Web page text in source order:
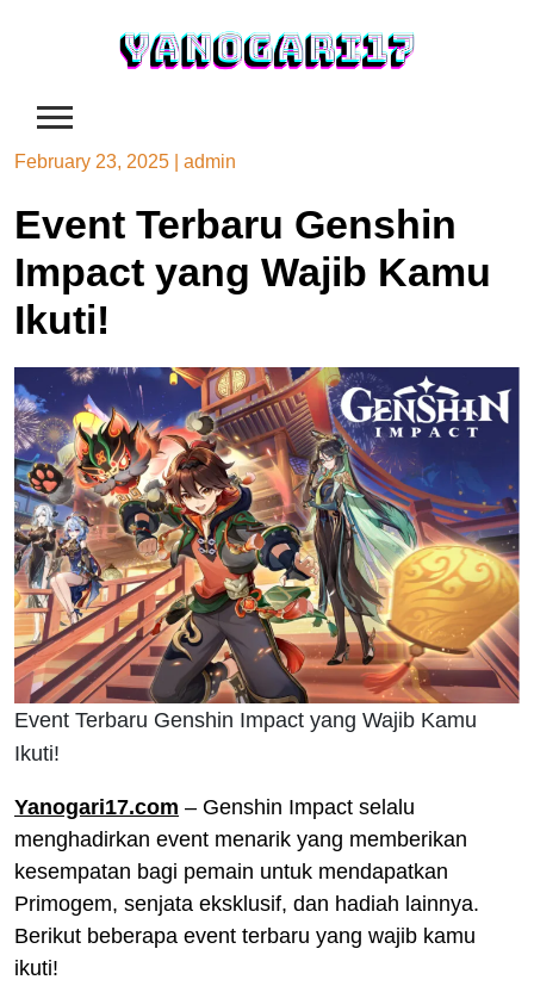
February 23, 2025 admin
Event Terbaru Genshin
Impact yang Wajib Kamu
Ikuti!
Event Terbaru Genshin Impact yang Wajib Kamu
Ikuti!
Yanogari17.com – Genshin Impact selalu
menghadirkan event menarik yang memberikan
kesempatan bagi pemain untuk mendapatkan
Primogem, senjata eksklusif, dan hadiah lainnya.
Berikut beberapa event terbaru yang wajib kamu
ikuti!